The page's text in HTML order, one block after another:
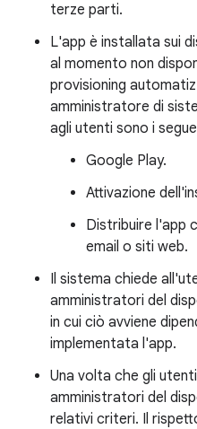
terze parti.
L'app è installata sui
al momento non
provisioning
amministratore di
agli utenti sono i
Google Play.
Attivazione
Distribuire l'app
email o siti web.
Il sistema chiede
amministratori del
in cui ciò avviene
implementata l'app.
Una volta che gli
amministratori del
relativi criteri. Il